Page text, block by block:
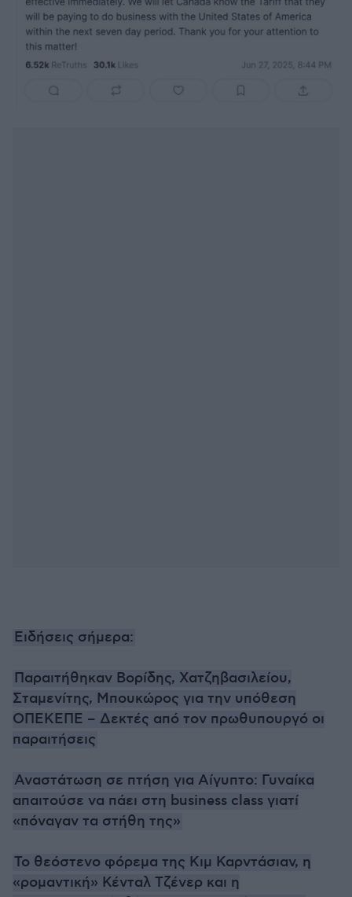
Ειδήσεις σήμερα:
Παραιτήθηκαν Βορίδης, Χατζηβασιλείου,
Σταμενίτης, Μπουκώρος για την υπόθεση
ΟΠΕΚΕΠΕ – Δεκτές από τον πρωθυπουργό οι
παραιτήσεις
Αναστάτωση σε πτήση για Αίγυπτο: Γυναίκα
απαιτούσε να πάει στη business class γιατί
«πόναγαν τα στήθη της»
Το θεόστενο φόρεμα της Κιμ Καρντάσιαν, η
«ρομαντική» Κένταλ Τζένερ και η